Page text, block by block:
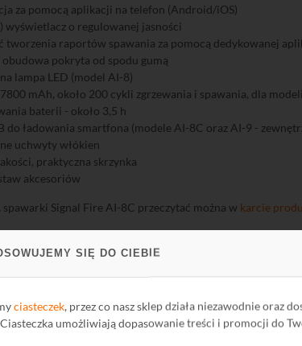
SIĘ DO CIEBIE
ciasteczek, przez co nasz sklep działa niezawodnie oraz
umożliwiają dopasowanie treści i promocji do
za pomocą aplikacji na telefon (Android/iOS)
wyświetlacz o regulowanej jasności
tworzenia raportów spawania za pomocą dedykowanej
pokryta od spodu gumą
lampa LED (model AI-8)
mAh, około 200 cykli zgrzewania i spawania, dla
baterii - około 3,5 h
do ładowania smartfona (modele AI-8C oraz AI-9 -
uchwyty włókien
praktyczna skrzynka
akcesoriów
Signal Fire AI-8C przeczytać można w karcie
spawać? - ustawienia i
do pracy ze spawarką konieczne jest
aplikacji dostępnej w sklepie
oraz AppStore